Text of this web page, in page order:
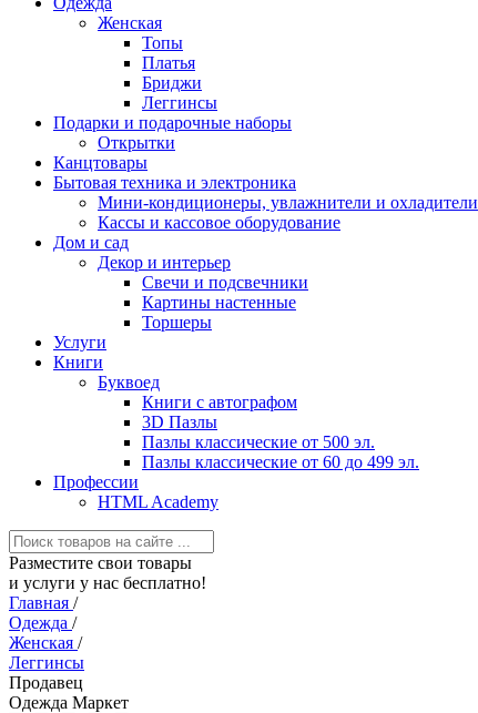
Женская
Топы
Платья
Бриджи
Леггинсы
Подарки и подарочные наборы
Открытки
Канцтовары
Бытовая техника и электроника
Мини-кондиционеры, увлажнители и охладители
Кассы и кассовое оборудование
Дом и сад
Декор и интерьер
Свечи и подсвечники
Картины настенные
Торшеры
Услуги
Книги
Буквоед
Книги с автографом
3D Пазлы
Пазлы классические от 500 эл.
Пазлы классические от 60 до 499 эл.
Профессии
HTML Academy
Разместите свои товары
и услуги у нас бесплатно!
Главная /
Одежда /
Женская /
Леггинсы
Продавец
Одежда Маркет